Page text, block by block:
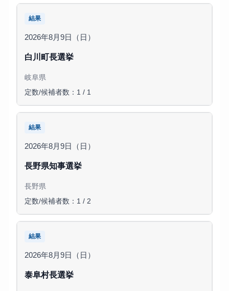
結果
2026年8月9日（日）
白川町長選挙
岐阜県
定数/候補者数：1 / 1
結果
2026年8月9日（日）
長野県知事選挙
長野県
定数/候補者数：1 / 2
結果
2026年8月9日（日）
泰阜村長選挙